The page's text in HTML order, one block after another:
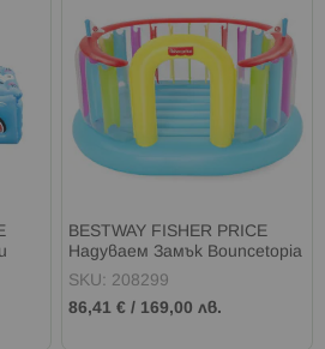
BESTWAY FISHER PRICE
Надуваем Замък Bouncetopia
SKU: 208299
86,41 € / 169,00 лв.